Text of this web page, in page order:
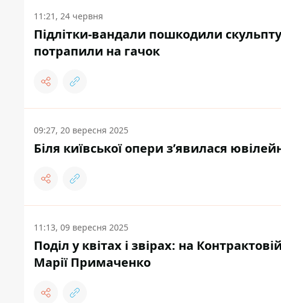
11:21, 24 червня
Підлітки-вандали пошкодили
потрапили на гачок
09:27, 20 вересня 2025
Біля київської опери зʼявилася
11:13, 09 вересня 2025
Поділ у квітах і звірах: на
Марії Примаченко